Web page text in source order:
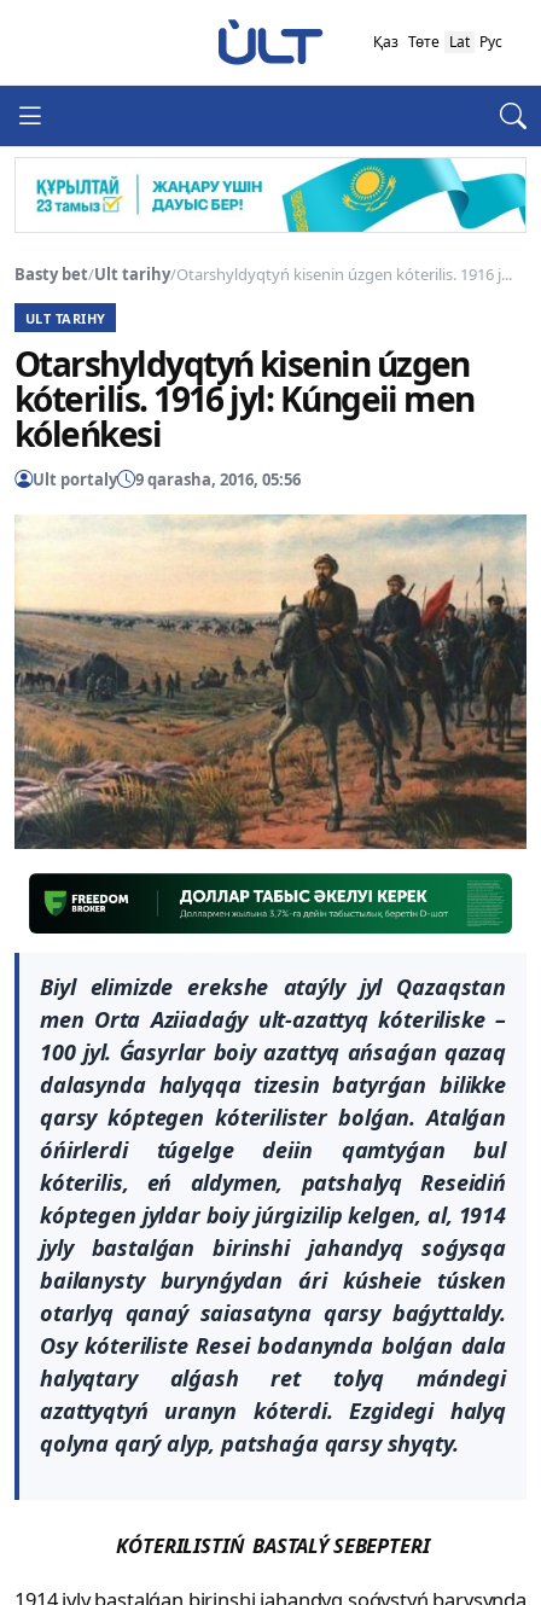
Қаз Төте Lat Рус
Basty bet/Ult tarihy/Otarshyldyqtyń kisenin úzgen kóterilis. 1916 j...
ULT TARIHY
Otarshyldyqtyń kisenin úzgen
kóterilis. 1916 jyl: Kúngeii men
kóleńkesi
Ult portaly 9 qarasha, 2016, 05:56
Biyl elimizde erekshe ataýly jyl Qazaqstan
men Orta Aziiadaǵy ult-azattyq kóteriliske –
100 jyl. Ǵasyrlar boiy azattyq ańsaǵan qazaq
dalasynda halyqqa tizesin batyrǵan bilikke
qarsy kóptegen kóterilister bolǵan. Atalǵan
óńirlerdi túgelge deiin qamtyǵan bul
kóterilis, eń aldymen, patshalyq Reseidiń
kóptegen jyldar boiy júrgizilip kelgen, al, 1914
jyly bastalǵan birinshi jahandyq soǵysqa
bailanysty burynǵydan ári kúsheie túsken
otarlyq qanaý saiasatyna qarsy baǵyttaldy.
Osy kóteriliste Resei bodanynda bolǵan dala
halyqtary alǵash ret tolyq mándegi
azattyqtyń uranyn kóterdi. Ezgidegi halyq
qolyna qarý alyp, patshaǵa qarsy shyqty.
KÓTERILISTIŃ BASTALÝ SEBEPTERI